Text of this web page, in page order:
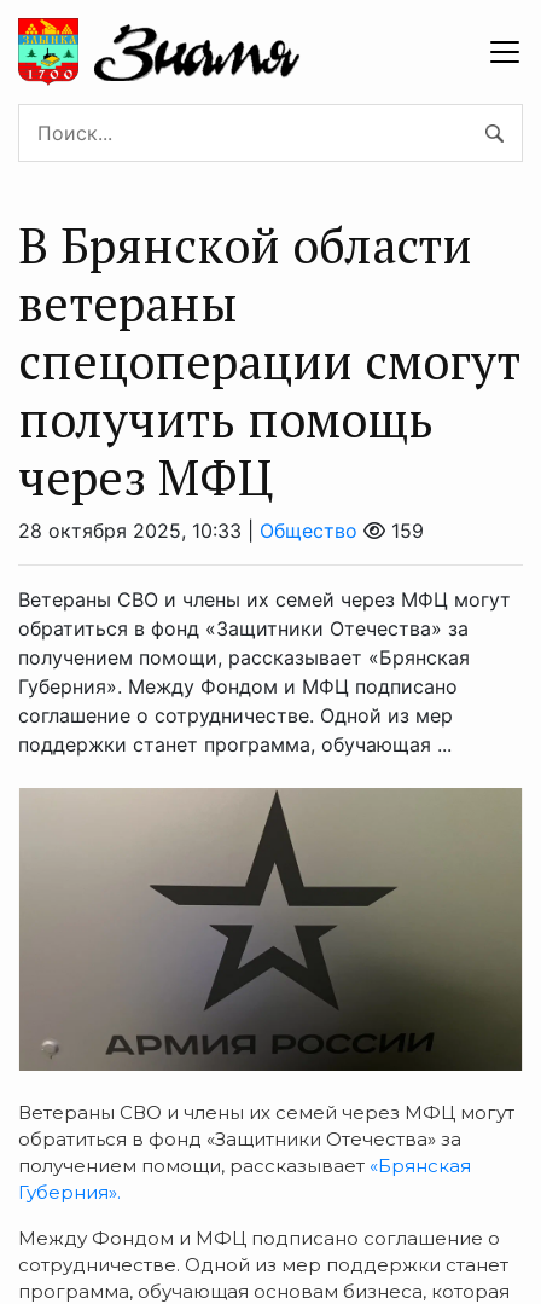
В Брянской области
ветераны
спецоперации смогут
получить помощь
через МФЦ
28 октября 2025, 10:33 | Общество 159
Ветераны СВО и члены их семей через МФЦ могут
обратиться в фонд «Защитники Отечества» за
получением помощи, рассказывает «Брянская
Губерния». Между Фондом и МФЦ подписано
соглашение о сотрудничестве. Одной из мер
поддержки станет программа, обучающая ...
Ветераны СВО и члены их семей через МФЦ могут
обратиться в фонд «Защитники Отечества» за
получением помощи, рассказывает «Брянская
Губерния».
Между Фондом и МФЦ подписано соглашение о
сотрудничестве. Одной из мер поддержки станет
программа, обучающая основам бизнеса, которая